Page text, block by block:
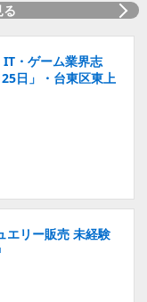
る
・ゲーム業界志
日」・台東区東上
エリー販売 未経験